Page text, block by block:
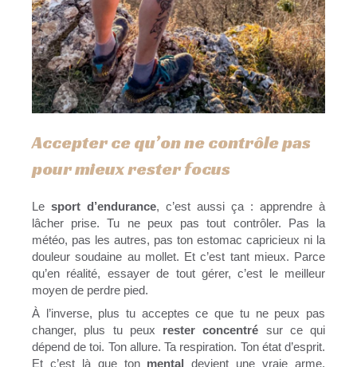
Accepter ce qu’on ne contrôle pas
pour mieux rester focus
Le sport d’endurance, c’est aussi ça : apprendre à
lâcher prise. Tu ne peux pas tout contrôler. Pas la
météo, pas les autres, pas ton estomac capricieux ni la
douleur soudaine au mollet. Et c’est tant mieux. Parce
qu’en réalité, essayer de tout gérer, c’est le meilleur
moyen de perdre pied.
À l’inverse, plus tu acceptes ce que tu ne peux pas
changer, plus tu peux rester concentré sur ce qui
dépend de toi. Ton allure. Ta respiration. Ton état d’esprit.
Et c’est là que ton mentaldevient une vraie arme.